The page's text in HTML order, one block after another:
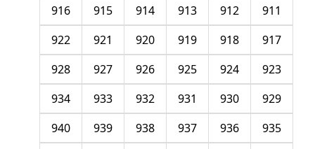
911
912
913
914
915
916
917
918
919
920
921
922
923
924
925
926
927
928
929
930
931
932
933
934
935
936
937
938
939
940